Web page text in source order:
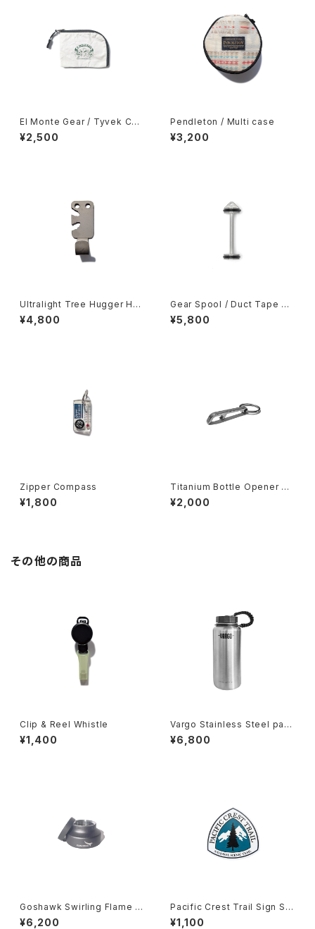
El Monte Gear / Tyvek Coi
n Case
¥2,500
Pendleton / Multi case
¥3,200
Ultralight Tree Hugger Ho
ok
¥4,800
Gear Spool / Duct Tape Sp
ool
¥5,800
Zipper Compass
¥1,800
Titanium Bottle Opener Ke
ychain
¥2,000
その他の商品
Clip & Reel Whistle
¥1,400
Vargo Stainless Steel para
-Bottle
¥6,800
Goshawk Swirling Flame St
ove OP-100
¥6,200
Pacific Crest Trail Sign Sti
cker
¥1,100